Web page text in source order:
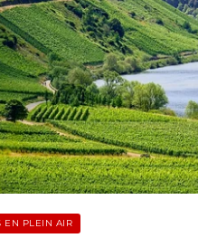
EN PLEIN AIR